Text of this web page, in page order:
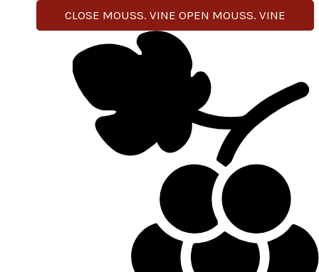
CLOSE MOUSS. VINE OPEN MOUSS. VINE